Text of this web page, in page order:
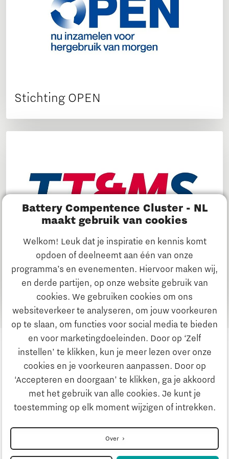
Battery Compentence Cluster - NL
maakt gebruik van cookies
Welkom! Leuk dat je inspiratie en kennis komt
opdoen of deelneemt aan één van onze
programma’s en evenementen. Hiervoor maken wij,
en derde partijen, op onze website gebruik van
cookies. We gebruiken cookies om ons
websiteverkeer te analyseren, om jouw voorkeuren
op te slaan, om functies voor social media te bieden
en voor marketingdoeleinden. Door op ‘Zelf
instellen’ te klikken, kun je meer lezen over onze
cookies en je voorkeuren aanpassen. Door op
‘Accepteren en doorgaan’ te klikken, ga je akkoord
met het gebruik van alle cookies. Je kunt je
toestemming op elk moment wijzigen of intrekken.
Over
Stichting OPEN
TTMS
Privacyverklaring
Disclaimer